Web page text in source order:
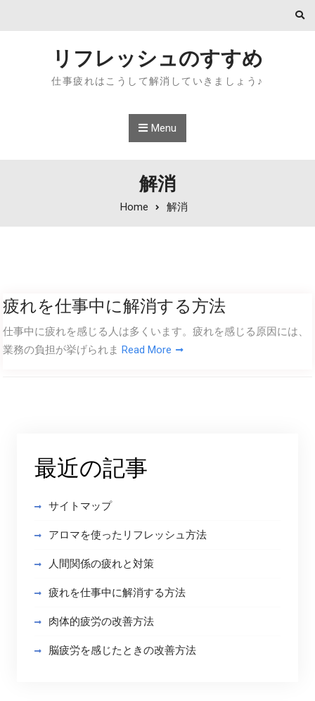
リフレッシュのすすめ
仕事疲れはこうして解消していきましょう♪
Menu
解消
Home 解消
疲れを仕事中に解消する方法
仕事中に疲れを感じる人は多くいます。疲れを感じる原因には、
業務の負担が挙げられま Read More
最近の記事
サイトマップ
アロマを使ったリフレッシュ方法
人間関係の疲れと対策
疲れを仕事中に解消する方法
肉体的疲労の改善方法
脳疲労を感じたときの改善方法